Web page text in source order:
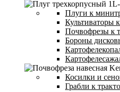
Плуги к
Культиваторы
Почвофрезы к
Бороны
Косилки и
Грабли к